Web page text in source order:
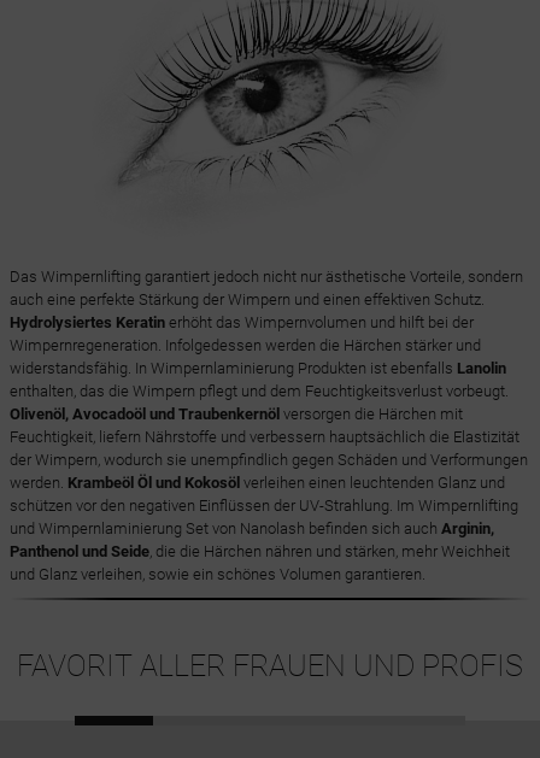
Das Wimpernlifting garantiert jedoch nicht nur ästhetische Vorteile, sondern
auch eine perfekte Stärkung der Wimpern und einen effektiven Schutz.
Hydrolysiertes Keratinerhöht das Wimpernvolumen und hilft bei der
Wimpernregeneration. Infolgedessen werden die Härchen stärker und
widerstandsfähig. In Wimpernlaminierung Produkten ist ebenfalls Lanolin
enthalten, das die Wimpern pflegt und dem Feuchtigkeitsverlust vorbeugt.
Olivenöl, Avocadoöl und Traubenkernöl versorgen die Härchen mit
Feuchtigkeit, liefern Nährstoffe und verbessern hauptsächlich die Elastizität
der Wimpern, wodurch sie unempfindlich gegen Schäden und Verformungen
werden. Krambeöl Öl und Kokosöl verleihen einen leuchtenden Glanz und
schützen vor den negativen Einflüssen der UV-Strahlung. Im Wimpernlifting
und Wimpernlaminierung Set von Nanolash befinden sich auch Arginin,
Panthenol und Seide, die die Härchen nähren und stärken, mehr Weichheit
und Glanz verleihen, sowie ein schönes Volumen garantieren.
FAVORIT ALLER FRAUEN UND PROFIS